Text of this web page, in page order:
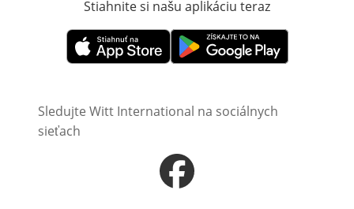
Stiahnite si našu aplikáciu teraz
Otvorí sa vnovom okneOtvorí sa vnovom okne
Sledujte Witt International na sociálnych
sieťach
Otvorí sa vnovom okne